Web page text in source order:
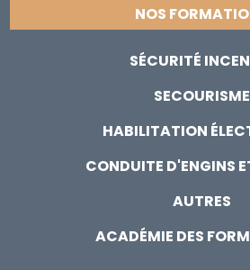
NOS
SÉCURITÉ
SECOURISME
HABILITATION
CONDUITE D'ENGINS
AUTRES
ACADÉMIE DES